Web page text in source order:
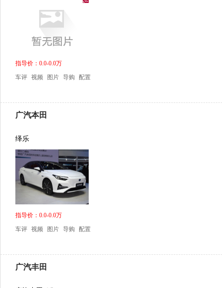
指导价：0.0-0.0万
车评 视频 图片 导购 配置
广汽本田
绎乐
指导价：0.0-0.0万
车评 视频 图片 导购 配置
广汽丰田